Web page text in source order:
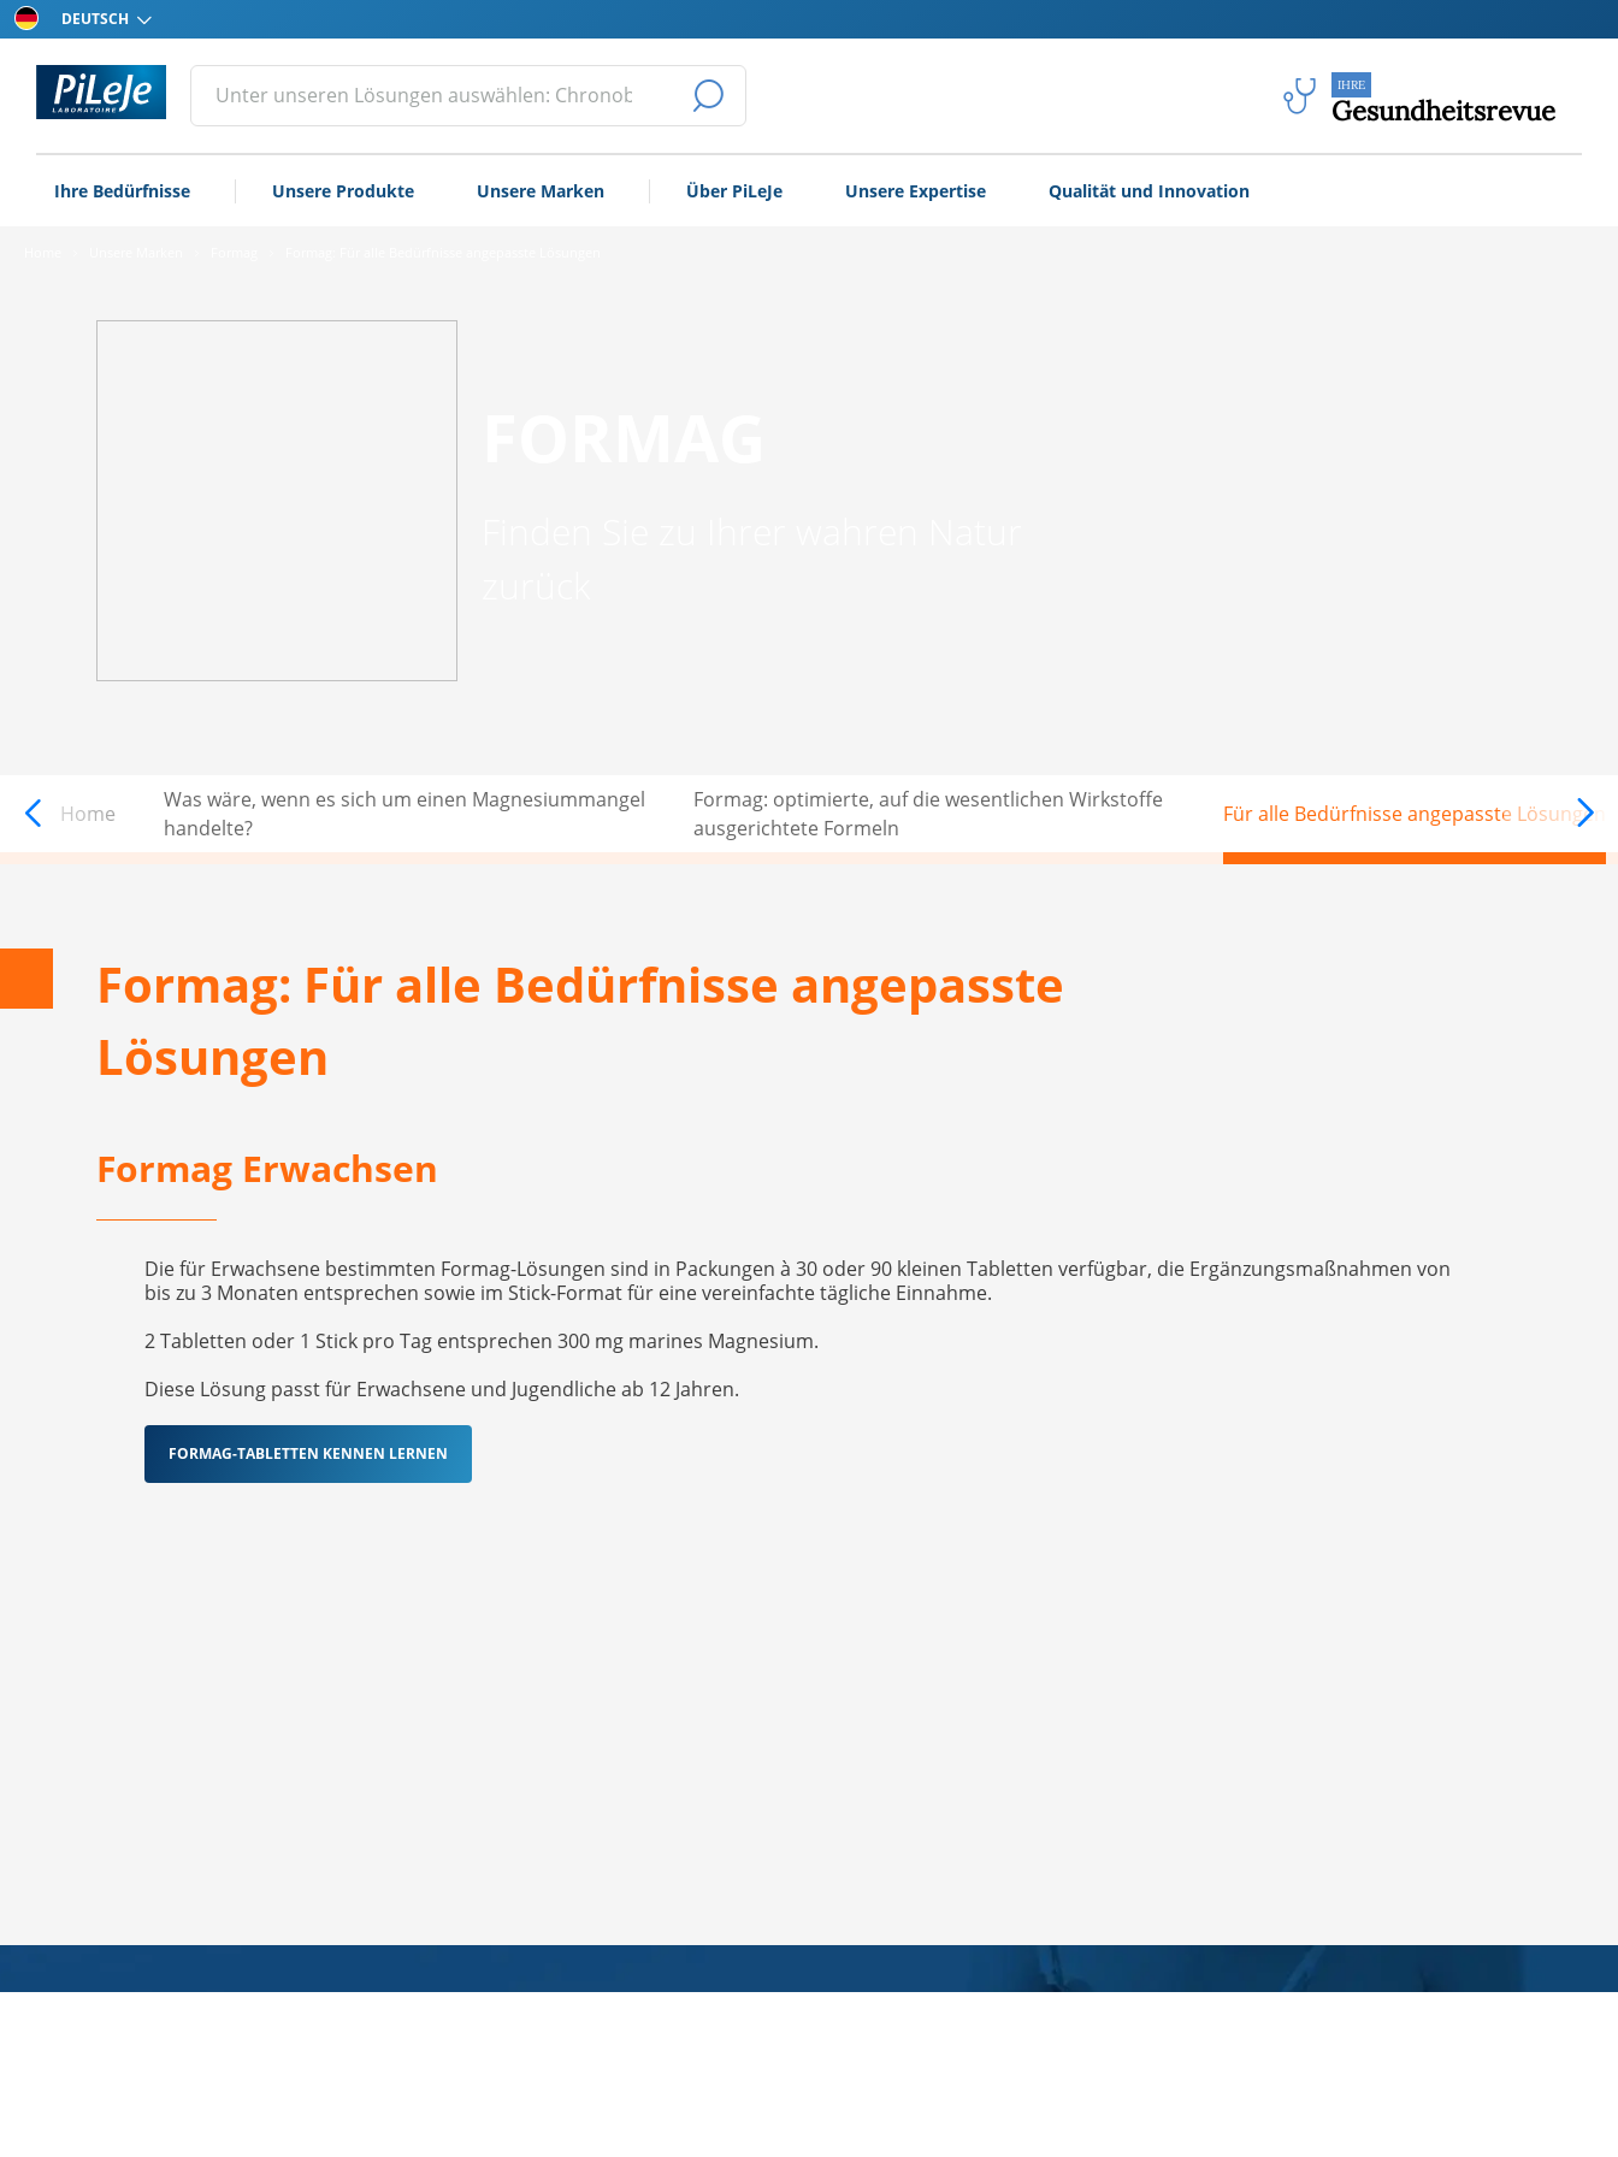
Ihre
Sprache
auswählen
Alle
Produkte
PiLeJe
Suche
durchführen
DIE
SUCHE
ABSCHICKEN
IHRE
Gesundheitsrevue
Ihre Bedürfnisse Unsere Produkte Unsere Marken Über PiLeJe Unsere Expertise Qualität und Innovation
FORMAG
Home
Was wäre, wenn es sich um einen Magnesiummangel
handelte?
Formag: optimierte, auf die wesentlichen Wirkstoffe
ausgerichtete Formeln
Für alle Bedürfnisse angepasste Lösungen
Formag: Für alle Bedürfnisse angepasste
Lösungen
Formag Erwachsen
Die für Erwachsene bestimmten Formag-Lösungen sind in Packungen à 30 oder 90 kleinen Tabletten verfügbar, die Ergänzungsmaßnahmen von
bis zu 3 Monaten entsprechen sowie im Stick-Format für eine vereinfachte tägliche Einnahme.
2 Tabletten oder 1 Stick pro Tag entsprechen 300 mg marines Magnesium.
Diese Lösung passt für Erwachsene und Jugendliche ab 12 Jahren.
FORMAG-TABLETTEN KENNEN LERNEN